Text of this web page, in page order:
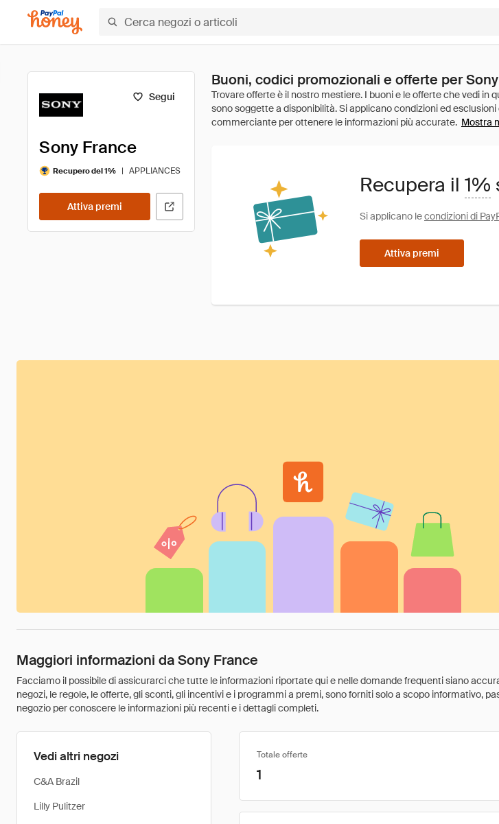
Segui
Sony France
Recupero del 1% | APPLIANCES
Attiva premi
Buoni, codici promozionali e offerte per
Mostra
Recupera il 1%
Si applicano lecondizioni di
Attiva premi
Maggiori informazioni da Sony France
Facciamo il possibile di assicurarci che tutte le informazioni riportate qui e nelle domande frequenti siano
negozi, le regole, le offerte, gli sconti, gli incentivi e i programmi a premi, sono forniti solo a scopo informativo,
negozio per conoscere le informazioni più recenti e i dettagli completi.
Vedi altri negozi
C&A Brazil
Lilly Pulitzer
Totale offerte
1